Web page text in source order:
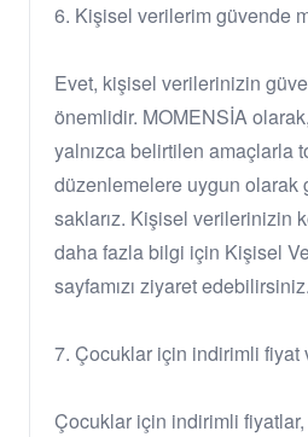
6. Kişisel verilerim güvende
Evet, kişisel verilerinizin
önemlidir. MOMENSİA
yalnızca belirtilen amaçlarla
düzenlemelere uygun olarak
saklarız. Kişisel verilerinizin
daha fazla bilgi için Kişisel
sayfamızı ziyaret edebilirsiniz.
7. Çocuklar için indirimli fiyat
Çocuklar için indirimli